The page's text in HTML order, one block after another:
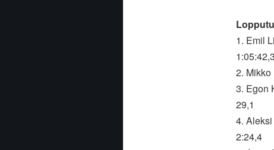
1. Emil
1:05:42,3
2.
3. Egon
29,1
4.
2:24,4